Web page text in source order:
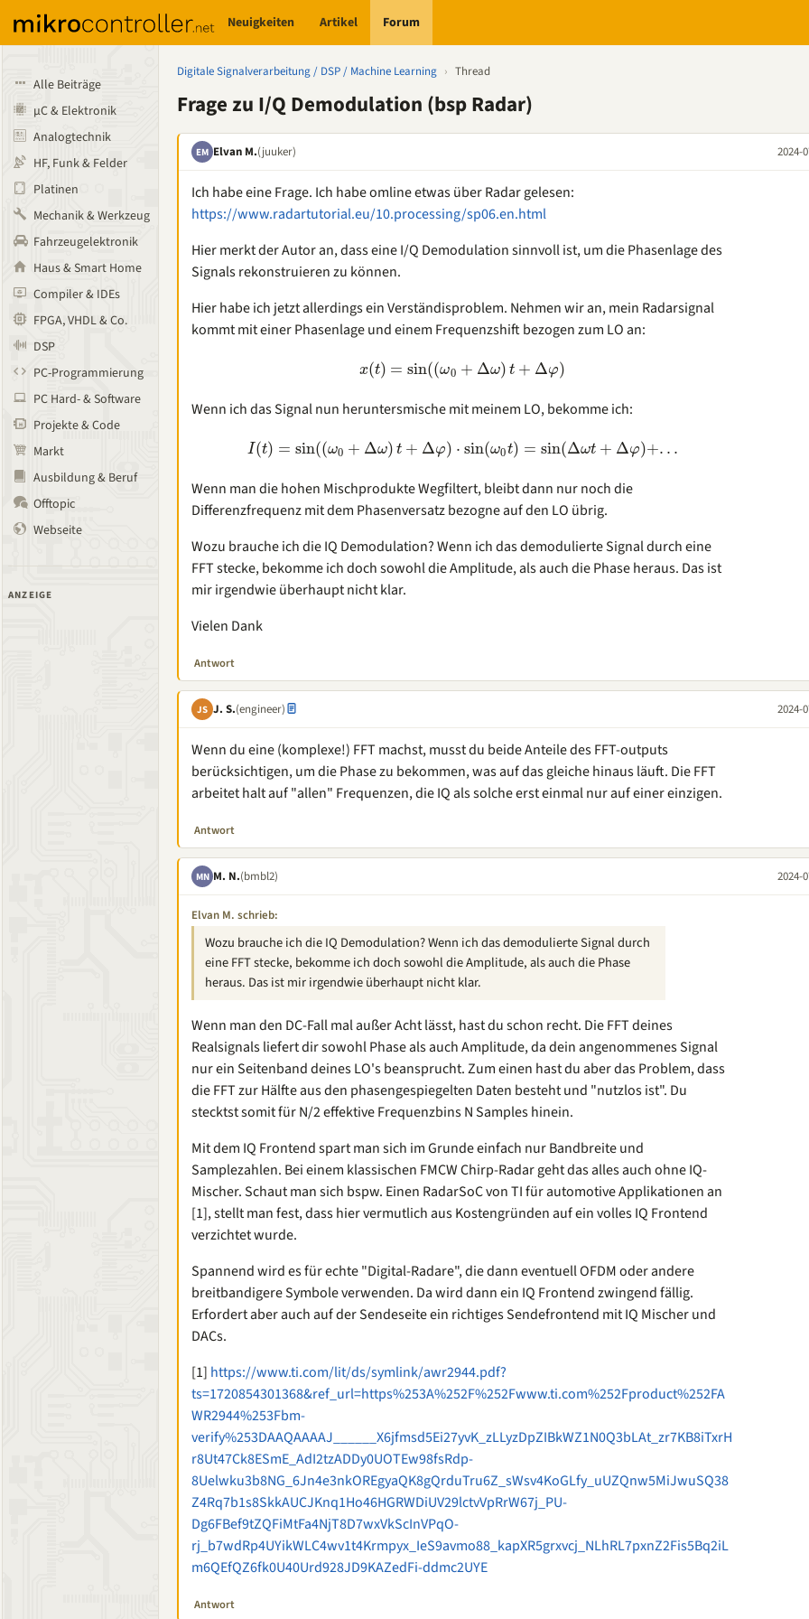
Neuigkeiten Artikel Forum
Alle Beiträge
µC & Elektronik
Analogtechnik
HF, Funk & Felder
Platinen
Mechanik & Werkzeug
Fahrzeugelektronik
Haus & Smart Home
Compiler & IDEs
FPGA, VHDL & Co.
DSP
PC-Programmierung
PC Hard- & Software
Projekte & Code
Markt
Ausbildung & Beruf
Offtopic
Webseite
ANZEIGE
Digitale Signalverarbeitung / DSP / Machine Learning › Thread
Frage zu I/Q Demodulation (bsp Radar)
EM Elvan M.(juuker) 2024-
Ich habe eine Frage. Ich habe omline etwas über Radar gelesen:
https://www.radartutorial.eu/10.processing/sp06.en.html
Hier merkt der Autor an, dass eine I/Q Demodulation sinnvoll ist, um die Phasenlage des
Signals rekonstruieren zu können.
Hier habe ich jetzt allerdings ein Verständisproblem. Nehmen wir an, mein Radarsignal
kommt mit einer Phasenlage und einem Frequenzshift bezogen zum LO an:
x(t) = sin((ω0 + Δω) t + Δφ)
Wenn ich das Signal nun heruntersmische mit meinem LO, bekomme ich:
I(t) = sin((ω0 + Δω) t + Δφ) ⋅ sin(ω0t) = sin(Δωt + Δφ)+. . .
Wenn man die hohen Mischprodukte Wegfiltert, bleibt dann nur noch die
Differenzfrequenz mit dem Phasenversatz bezogne auf den LO übrig.
Wozu brauche ich die IQ Demodulation? Wenn ich das demodulierte Signal durch eine
FFT stecke, bekomme ich doch sowohl die Amplitude, als auch die Phase heraus. Das ist
mir irgendwie überhaupt nicht klar.
Vielen Dank
Antwort
JS J. S.(engineer) 2024-
Wenn du eine (komplexe!) FFT machst, musst du beide Anteile des FFT-outputs
berücksichtigen, um die Phase zu bekommen, was auf das gleiche hinaus läuft. Die FFT
arbeitet halt auf "allen" Frequenzen, die IQ als solche erst einmal nur auf einer einzigen.
Antwort
MN M. N.(bmbl2) 2024-
Elvan M. schrieb:
Wozu brauche ich die IQ Demodulation? Wenn ich das demodulierte Signal durch
eine FFT stecke, bekomme ich doch sowohl die Amplitude, als auch die Phase
heraus. Das ist mir irgendwie überhaupt nicht klar.
Wenn man den DC-Fall mal außer Acht lässt, hast du schon recht. Die FFT deines
Realsignals liefert dir sowohl Phase als auch Amplitude, da dein angenommenes Signal
nur ein Seitenband deines LO's beansprucht. Zum einen hast du aber das Problem, dass
die FFT zur Hälfte aus den phasengespiegelten Daten besteht und "nutzlos ist". Du
stecktst somit für N/2 effektive Frequenzbins N Samples hinein.
Mit dem IQ Frontend spart man sich im Grunde einfach nur Bandbreite und
Samplezahlen. Bei einem klassischen FMCW Chirp-Radar geht das alles auch ohne IQ-
Mischer. Schaut man sich bspw. Einen RadarSoC von TI für automotive Applikationen an
[1], stellt man fest, dass hier vermutlich aus Kostengründen auf ein volles IQ Frontend
verzichtet wurde.
Spannend wird es für echte "Digital-Radare", die dann eventuell OFDM oder andere
breitbandigere Symbole verwenden. Da wird dann ein IQ Frontend zwingend fällig.
Erfordert aber auch auf der Sendeseite ein richtiges Sendefrontend mit IQ Mischer und
DACs.
[1] https://www.ti.com/lit/ds/symlink/awr2944.pdf?
ts=1720854301368&ref_url=https%253A%252F%252Fwww.ti.com%252Fproduct%252FA
WR2944%253Fbm-
verify%253DAAQAAAAJ______X6jfmsd5Ei27yvK_zLLyzDpZIBkWZ1N0Q3bLAt_zr7KB8iTxrH
r8Ut47Ck8ESmE_AdI2tzADDy0UOTEw98fsRdp-
8Uelwku3b8NG_6Jn4e3nkOREgyaQK8gQrduTru6Z_sWsv4KoGLfy_uUZQnw5MiJwuSQ38
Z4Rq7b1s8SkkAUCJKnq1Ho46HGRWDiUV29lctvVpRrW67j_PU-
Dg6FBef9tZQFiMtFa4NjT8D7wxVkScInVPqO-
rj_b7wdRp4UYikWLC4wv1t4Krmpyx_IeS9avmo88_kapXR5grxvcj_NLhRL7pxnZ2Fis5Bq2iL
m6QEfQZ6fk0U40Urd928JD9KAZedFi-ddmc2UYE
Antwort